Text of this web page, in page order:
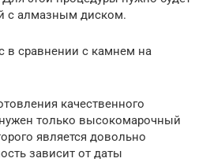
с алмазным диском.
в сравнении с камнем на
качественного
только высокомарочный
является довольно
зависит от даты